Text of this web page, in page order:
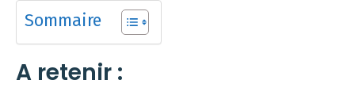
Sommaire
A retenir :